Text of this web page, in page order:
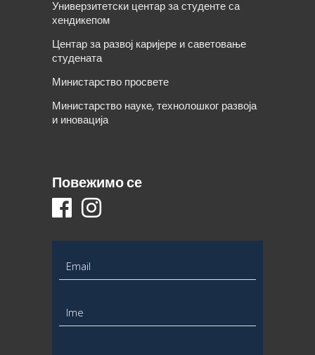
Универзитетски центар за студенте са
хендикепом
Центар за развој каријере и саветовање
студената
Министарство просвете
Министарство науке, технолошког развоја
и иновација
Повежимо се